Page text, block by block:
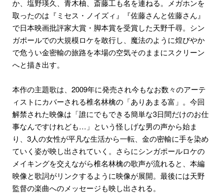
か、塩野瑛久、青木柚、斎藤工も名を連ねる。メガホンを
取ったのは『ミセス・ノイズィ』『佐藤さんと佐藤さん』
で日本映画批評家大賞・脚本賞を受賞した天野千尋。シン
ガポールでの大規模ロケを敢行し、魔法のように煌びやか
で危うい金密輸の旅路を本場の空気そのままにスクリーン
へと描き出す。
本作の主題歌は、2009年に発売され今もなお数々のアーテ
ィストにカバーされる椎名林檎の「ありあまる富」。今回
解禁された映像は「誰にでもできる簡単な3日間だけのお仕
事なんですけれども…」という怪しげな男の声から始ま
り、3人の女性が平凡な生活から一転、金の密輸に手を染め
ていく姿が映し出されていく。さらにシンガポールロケの
メイキングを交えながら椎名林檎の歌声が流れると、本編
映像と歌詞がリンクするように映像が展開。最後には天野
監督の楽曲へのメッセージも映し出される。